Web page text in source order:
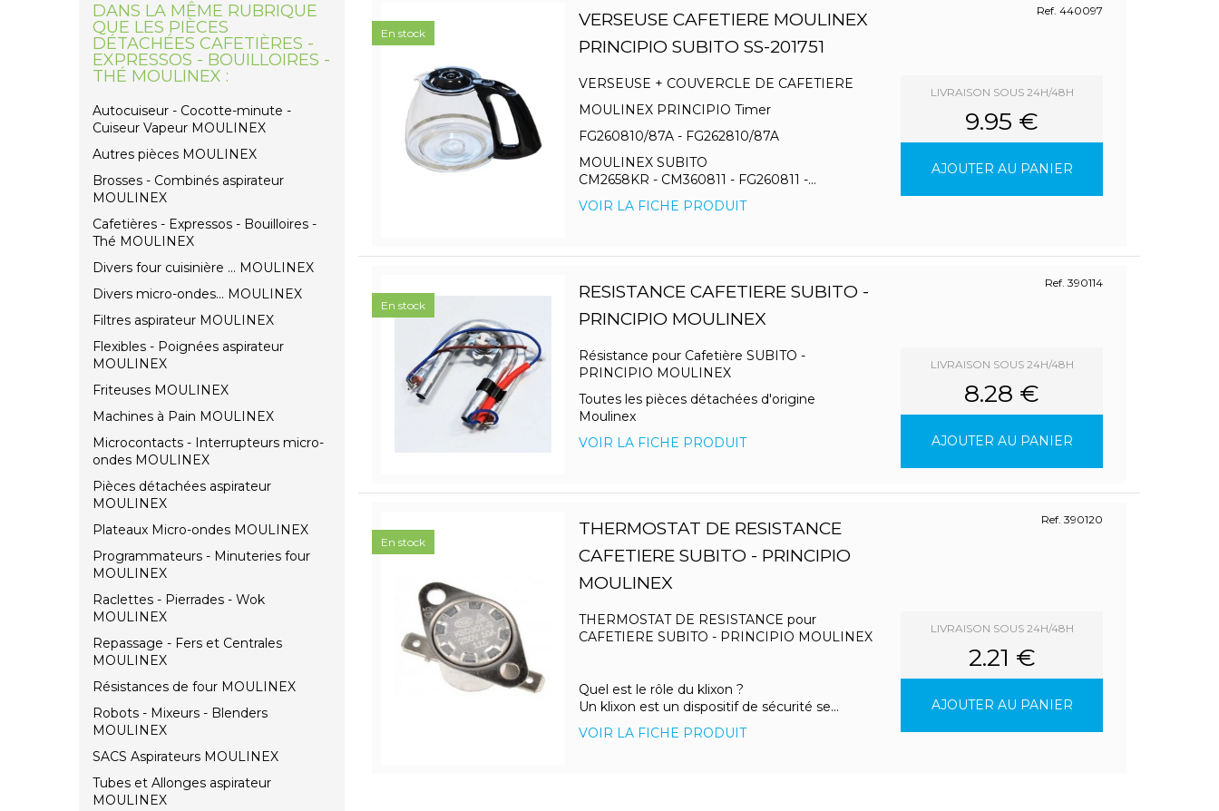
DANS LA MÊME RUBRIQUE
QUE LES PIÈCES
DÉTACHÉES CAFETIÈRES -
EXPRESSOS - BOUILLOIRES -
THÉ MOULINEX :
Autocuiseur - Cocotte-minute -
Cuiseur Vapeur MOULINEX
Autres pièces MOULINEX
Brosses - Combinés aspirateur
MOULINEX
Cafetières - Expressos - Bouilloires -
Thé MOULINEX
Divers four cuisinière ... MOULINEX
Divers micro-ondes... MOULINEX
Filtres aspirateur MOULINEX
Flexibles - Poignées aspirateur
MOULINEX
Friteuses MOULINEX
Machines à Pain MOULINEX
Microcontacts - Interrupteurs micro-
ondes MOULINEX
Pièces détachées aspirateur
MOULINEX
Plateaux Micro-ondes MOULINEX
Programmateurs - Minuteries four
MOULINEX
Raclettes - Pierrades - Wok
MOULINEX
Repassage - Fers et Centrales
MOULINEX
Résistances de four MOULINEX
Robots - Mixeurs - Blenders
MOULINEX
SACS Aspirateurs MOULINEX
Tubes et Allonges aspirateur
MOULINEX
VERSEUSE CAFETIERE MOULINEX
PRINCIPIO SUBITO SS-201751
Ref. 440097
VERSEUSE + COUVERCLE DE CAFETIERE
MOULINEX PRINCIPIO Timer
FG260810/87A - FG262810/87A
MOULINEX SUBITO
CM2658KR - CM360811 - FG260811 -...
VOIR LA FICHE PRODUIT
LIVRAISON SOUS 24H/48H
9.95 €
AJOUTER AU PANIER
En stock
RESISTANCE CAFETIERE SUBITO -
PRINCIPIO MOULINEX
Ref. 390114
Résistance pour Cafetière SUBITO -
PRINCIPIO MOULINEX
Toutes les pièces détachées d'origine
Moulinex
VOIR LA FICHE PRODUIT
LIVRAISON SOUS 24H/48H
8.28 €
AJOUTER AU PANIER
En stock
THERMOSTAT DE RESISTANCE
CAFETIERE SUBITO - PRINCIPIO
MOULINEX
Ref. 390120
THERMOSTAT DE RESISTANCE pour
CAFETIERE SUBITO - PRINCIPIO MOULINEX
Quel est le rôle du klixon ?
Un klixon est un dispositif de sécurité se...
VOIR LA FICHE PRODUIT
LIVRAISON SOUS 24H/48H
2.21 €
AJOUTER AU PANIER
En stock